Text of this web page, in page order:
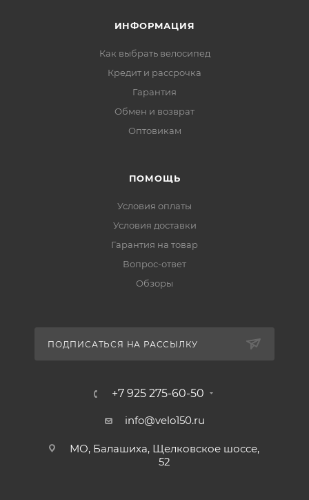
ИНФОРМАЦИЯ
Как выбрать велосипед
Кредит и рассрочка
Гарантия
Обмен и возврат
Оптовикам
ПОМОЩЬ
Условия оплаты
Условия доставки
Гарантия на товар
Вопрос-ответ
Обзоры
ПОДПИСАТЬСЯ НА РАССЫЛКУ
+7 925 275-60-50
info@velo150.ru
МО, Балашиха, Щелковское шоссе,
52